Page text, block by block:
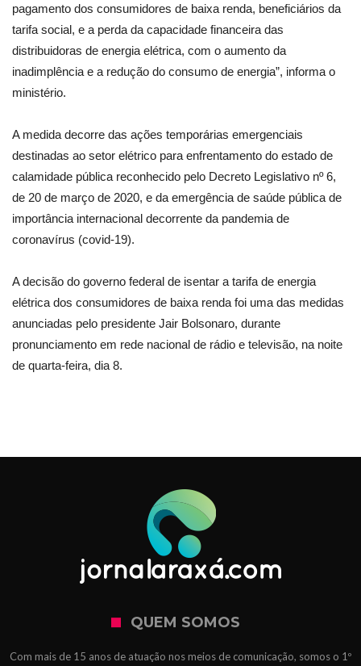
pagamento dos consumidores de baixa renda, beneficiários da
tarifa social, e a perda da capacidade financeira das
distribuidoras de energia elétrica, com o aumento da
inadimplência e a redução do consumo de energia”, informa o
ministério.
A medida decorre das ações temporárias emergenciais
destinadas ao setor elétrico para enfrentamento do estado de
calamidade pública reconhecido pelo Decreto Legislativo nº 6,
de 20 de março de 2020, e da emergência de saúde pública de
importância internacional decorrente da pandemia de
coronavírus (covid-19).
A decisão do governo federal de isentar a tarifa de energia
elétrica dos consumidores de baixa renda foi uma das medidas
anunciadas pelo presidente Jair Bolsonaro, durante
pronunciamento em rede nacional de rádio e televisão, na noite
de quarta-feira, dia 8.
QUEM SOMOS
Com mais de 15 anos de atuação nos meios de comunicação, somos o 1º